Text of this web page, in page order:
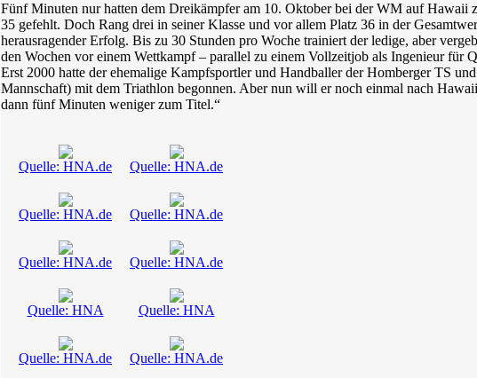
Fünf Minuten nur hatten dem Dreikämpfer am 10. Oktober bei der WM auf Hawaii
35 gefehlt. Doch Rang drei in seiner Klasse und vor allem Platz 36 in der
herausragender Erfolg. Bis zu 30 Stunden pro Woche trainiert der ledige, aber
den Wochen vor einem Wettkampf – parallel zu einem Vollzeitjob als Ingenieur für
Erst 2000 hatte der ehemalige Kampfsportler und Handballer der Homberger TS
Mannschaft) mit dem Triathlon begonnen. Aber nun will er noch einmal nach
dann fünf Minuten weniger zum Titel.“
Quelle: HNA.de Quelle: HNA.de
Quelle: HNA.de Quelle: HNA.de
Quelle: HNA.de Quelle: HNA.de
Quelle: HNA Quelle: HNA
Quelle: HNA.de Quelle: HNA.de